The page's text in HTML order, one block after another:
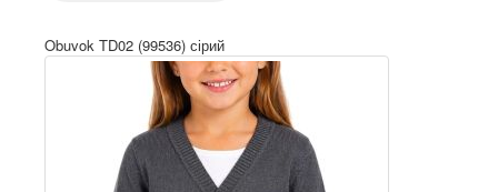
Obuvok TD02 (99536) сірий